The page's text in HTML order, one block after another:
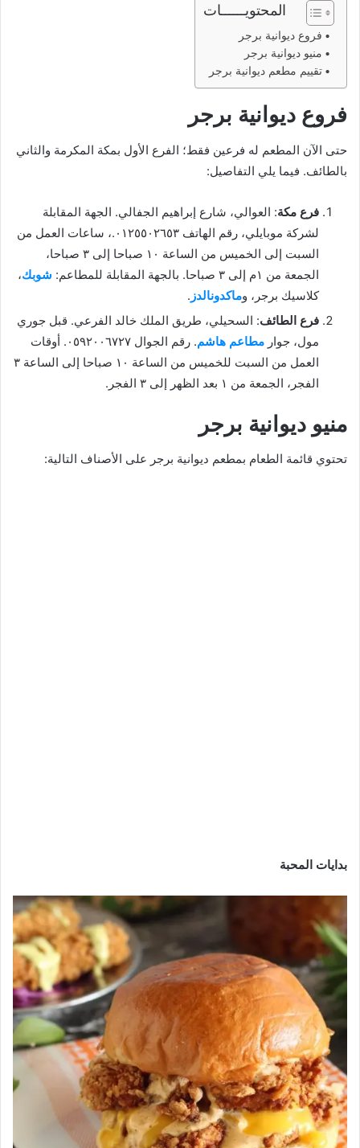
المحتويــــــات
فروع ديوانية برجر
منيو ديوانية برجر
تقييم مطعم ديوانية برجر
فروع ديوانية برجر
حتى الآن المطعم له فرعين فقط؛ الفرع الأول بمكة المكرمة والثاني
بالطائف. فيما يلي التفاصيل:
فرع مكة: العوالي، شارع إبراهيم الجفالي. الجهة المقابلة
لشركة موبايلي، رقم الهاتف ٠١٢٥٥٠٢٦٥٣.، ساعات العمل من
السبت إلى الخميس من الساعة ١٠ صباحا إلى ٣ صباحا،
الجمعة من ١م إلى ٣ صباحا. بالجهة المقابلة للمطاعم:
شوبك،
كلاسيك برجر، وماكدونالدز .
فرع الطائف: السحيلي، طريق الملك خالد الفرعي. قبل جوري
مول، جوار مطاعم هاشم
. رقم الجوال ٠٥٩٢٠٠٦٧٢٧. أوقات
العمل من السبت للخميس من الساعة ١٠ صباحا إلى الساعة ٣
الفجر، الجمعة من ١ بعد الظهر إلى ٣ الفجر.
منيو ديوانية برجر
تحتوي قائمة الطعام بمطعم ديوانية برجر على الأصناف التالية:
بدايات المحبة